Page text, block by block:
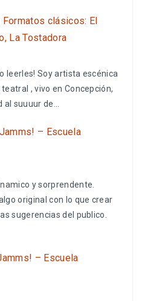
Formatos clásicos: El
La Tostadora
leerles! Soy artista escénica
, vivo en Concepción,
al suuuur de…
– Escuela
y sorprendente.
original con lo que crear
sugerencias del publico.
– Escuela